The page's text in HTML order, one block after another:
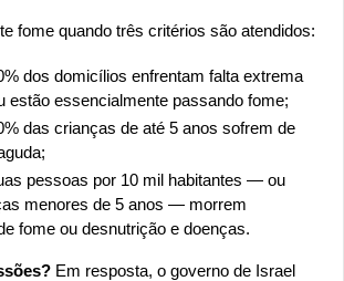
fome quando três critérios são atendidos:
dos domicílios enfrentam falta extrema
estão essencialmente passando fome;
das crianças de até 5 anos sofrem de
pessoas por 10 mil habitantes — ou
menores de 5 anos — morrem
fome ou desnutrição e doenças.
Em resposta, o governo de Israel